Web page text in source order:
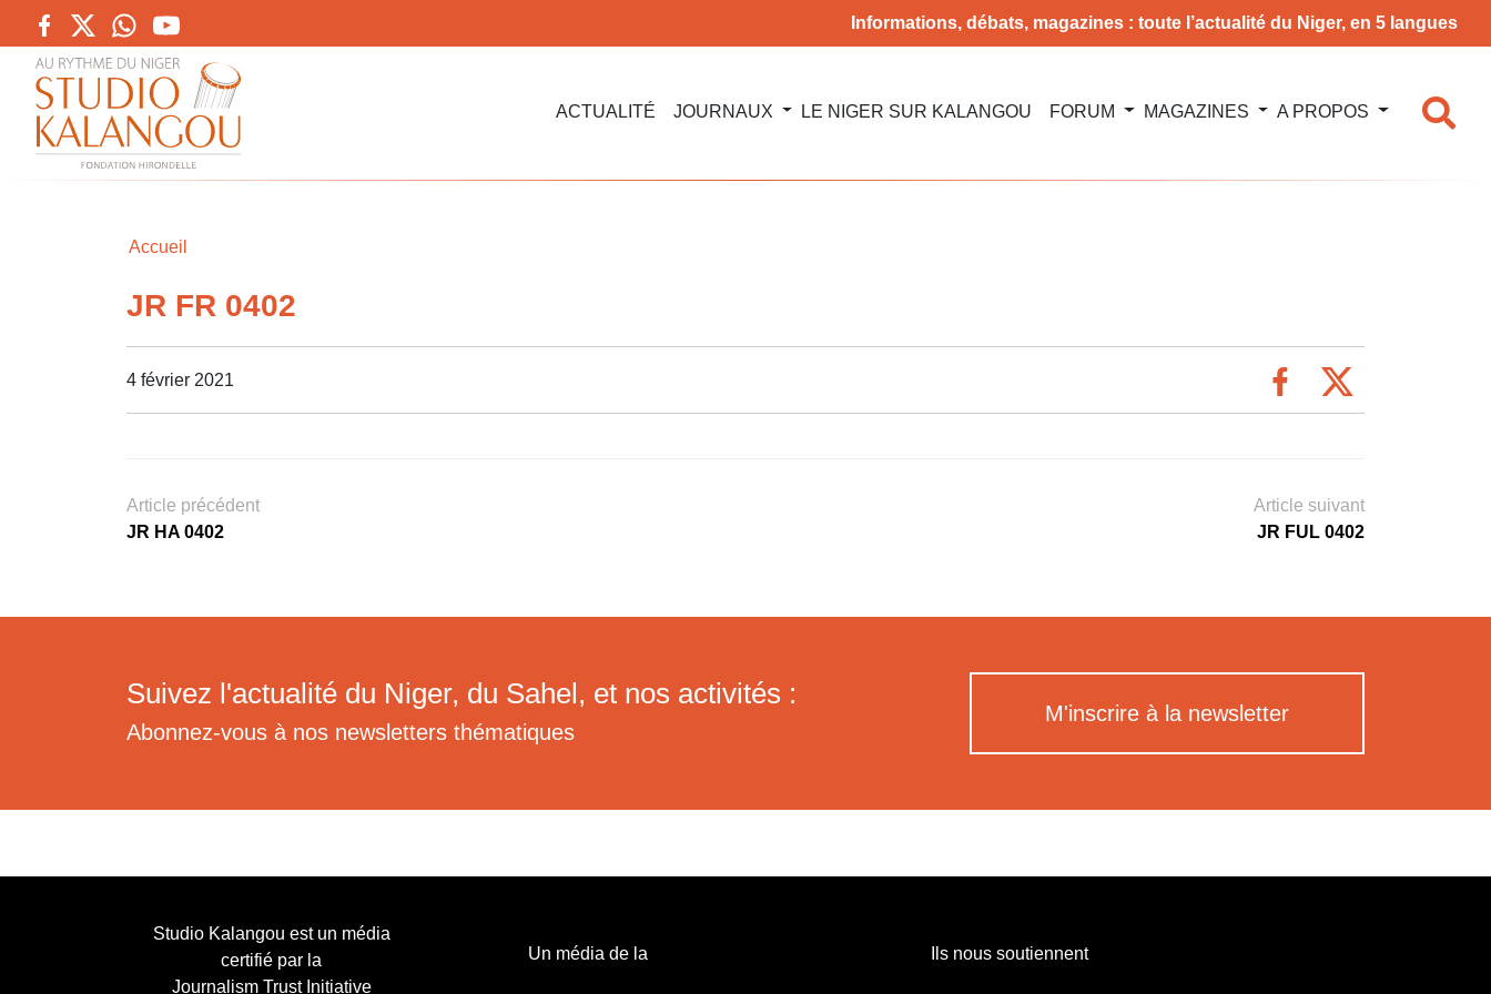
Informations, débats, magazines : toute l’actualité du Niger, en 5 langues
ACTUALITÉ JOURNAUX LE NIGER SUR KALANGOU FORUM MAGAZINES A PROPOS
Accueil
JR FR 0402
4 février 2021
Article précédent
JR HA 0402
Article suivant
JR FUL 0402
Suivez l'actualité du Niger, du Sahel, et nos activités :
Abonnez-vous à nos newsletters thématiques
M'inscrire à la newsletter
Studio Kalangou est un média
certifié par la
Journalism Trust Initiative
Un média de la Ils nous soutiennent